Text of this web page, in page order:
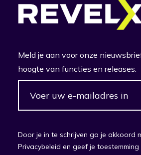
Meld je aan voor onze
hoogte van functies en releases.
Door je in te schrijven ga je akkoord
Privacybeleid en geef je